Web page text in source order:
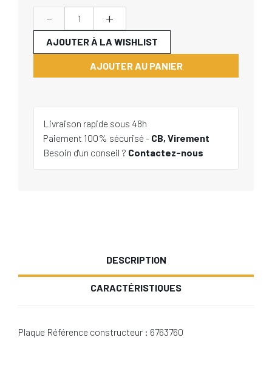
- +
AJOUTER AU PANIER
AJOUTER À LA WISHLIST
Livraison rapide sous 48h
Paiement 100% sécurisé - CB, Virement
Besoin d'un conseil ? Contactez-nous
DESCRIPTION
CARACTÉRISTIQUES
Plaque Référence constructeur : 6763760